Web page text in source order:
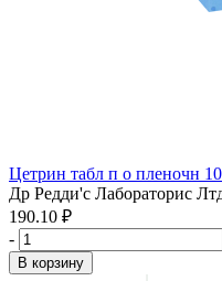
Цетрин табл п о пленочн
Др Редди'с Лабораторис
190.10 ₽
-
В корзину